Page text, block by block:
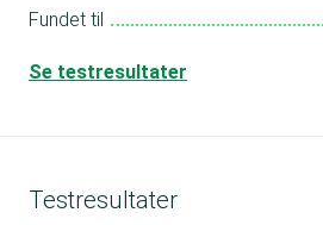
Fundet til
Se testresultater
Testresultater